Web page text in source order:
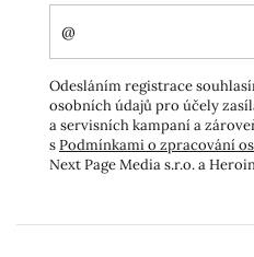
Odesláním registrace
osobních údajů pro účely
a servisních kampaní a
sPodmínkami o zpracování
Next Page Media s.r.o. a